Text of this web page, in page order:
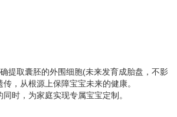
提取囊胚的外围细胞(未来发育成胎盘，不影
，从根源上保障宝宝未来的健康。
时，为家庭实现专属宝宝定制。